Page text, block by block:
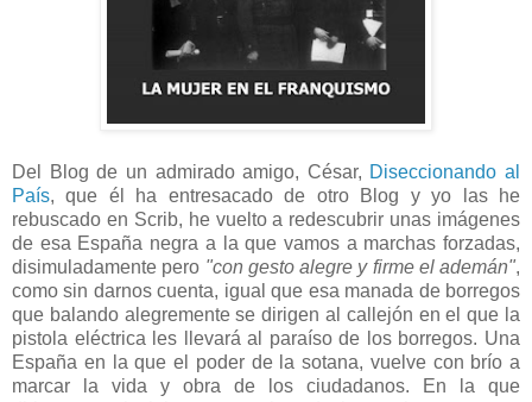
Del Blog de un admirado amigo, César, Diseccionando al
País, que él ha entresacado de otro Blog y yo las he
rebuscado en Scrib, he vuelto a redescubrir unas imágenes
de esa España negra a la que vamos a marchas forzadas,
disimuladamente pero "con gesto alegre y firme el ademán",
como sin darnos cuenta, igual que esa manada de borregos
que balando alegremente se dirigen al callejón en el que la
pistola eléctrica les llevará al paraíso de los borregos. Una
España en la que el poder de la sotana, vuelve con brío a
marcar la vida y obra de los ciudadanos. En la que